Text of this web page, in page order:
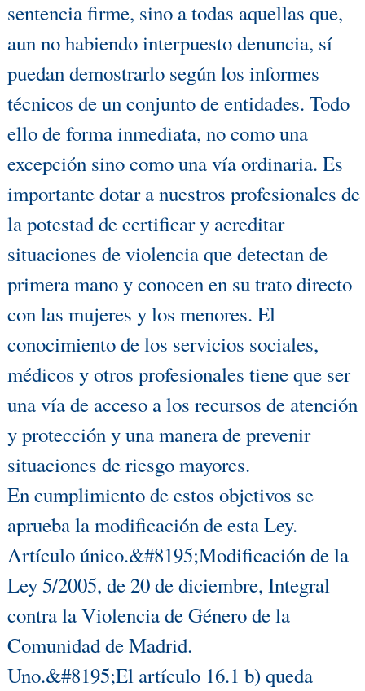
sentencia firme, sino a todas aquellas que,
aun no habiendo interpuesto denuncia, sí
puedan demostrarlo según los informes
técnicos de un conjunto de entidades. Todo
ello de forma inmediata, no como una
excepción sino como una vía ordinaria. Es
importante dotar a nuestros profesionales de
la potestad de certificar y acreditar
situaciones de violencia que detectan de
primera mano y conocen en su trato directo
con las mujeres y los menores. El
conocimiento de los servicios sociales,
médicos y otros profesionales tiene que ser
una vía de acceso a los recursos de atención
y protección y una manera de prevenir
situaciones de riesgo mayores.
En cumplimiento de estos objetivos se
aprueba la modificación de esta Ley.
Artículo único.&#8195;Modificación de la
Ley 5/2005, de 20 de diciembre, Integral
contra la Violencia de Género de la
Comunidad de Madrid.
Uno.&#8195;El artículo 16.1 b) queda